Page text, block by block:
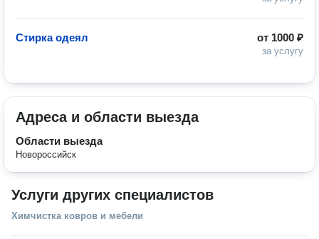
от 1000 ₽
за услугу
Стирка одеял
Адреса и области выезда
Области выезда
Новороссийск
Услуги других специалистов
Химчистка ковров и мебели